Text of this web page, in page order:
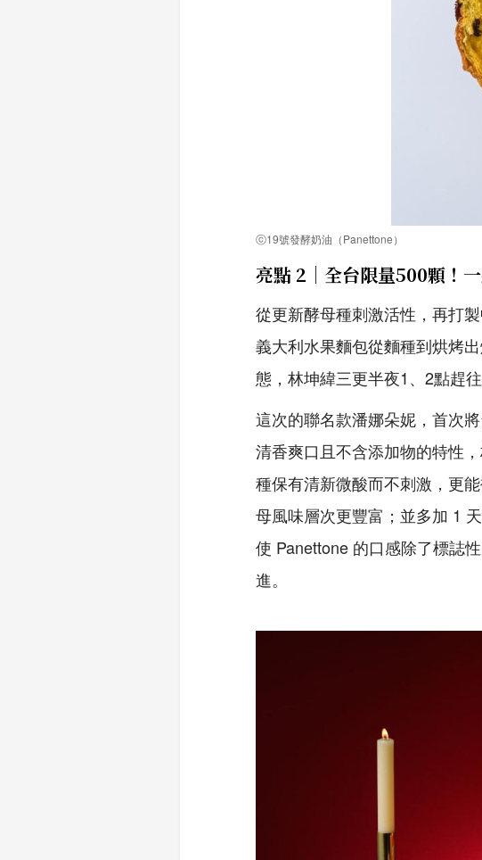
ⓒ19號發酵奶油（Panettone）
亮點 2｜全台限量500顆！
從更新酵母種刺激活性，再打
義大利水果麵包從麵種到烘烤
態，林坤緯三更半夜1、 2點趕
這次的聯名款潘娜朵妮，首次
清香爽口且不含添加物的特性
種保有清新微酸而不刺激，更
母風味層次更豐富；並多加 1
使 Panettone 的口感除了標誌
進。